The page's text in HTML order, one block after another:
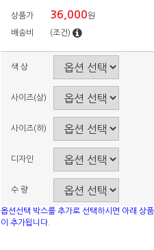
상품가 36,000원
배송비 (조건)
색 상
사이즈(상)
사이즈(하)
디자인
수 량
옵션선택 박스를 추가로 선택하시면 아래 상품
이 추가됩니다.